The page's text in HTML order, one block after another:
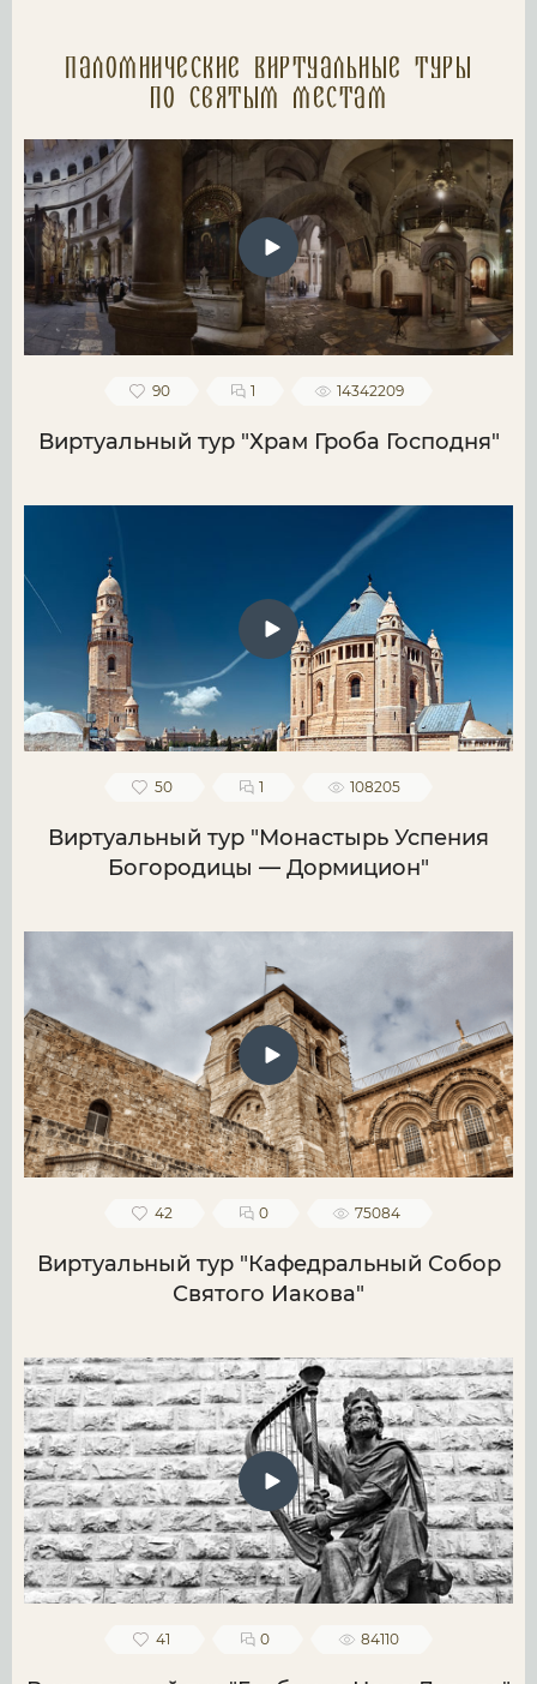
Паломнические Виртуальные туры
по святым местам
90 1 14342209
Виртуальный тур "Храм Гроба Господня"
50 1 108205
Виртуальный тур "Монастырь Успения
Богородицы — Дормицион"
42 0 75084
Виртуальный тур "Кафедральный Собор
Святого Иакова"
41 0 84110